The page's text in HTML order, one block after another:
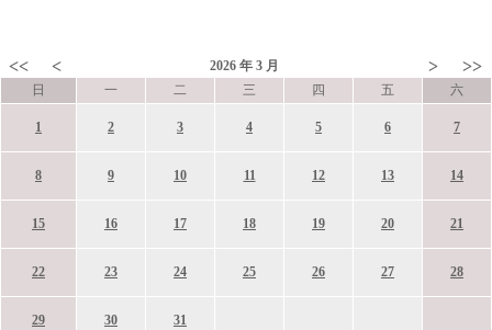
<< < 2026 年 3 月 > >>
日 一 二 三 四 五 六
1 2 3 4 5 6 7
8 9 10 11 12 13 14
15 16 17 18 19 20 21
22 23 24 25 26 27 28
29 30 31